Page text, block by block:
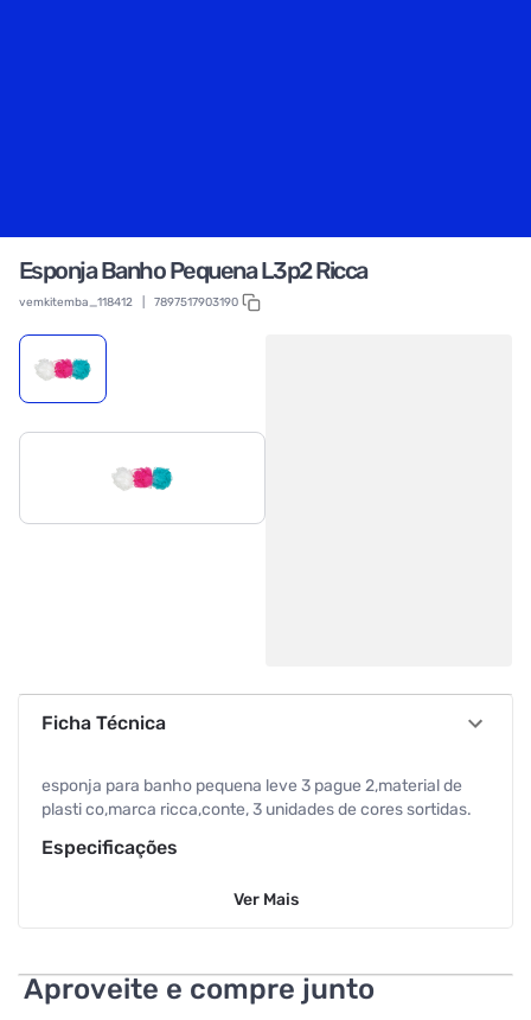
Esponja Banho Pequena L3p2 Ricca
vemkitemba_118412 7897517903190
Ficha Técnica
esponja para banho pequena leve 3 pague 2,material de
plasti co,marca ricca,conte, 3 unidades de cores sortidas.
Especificações
Pequena
Ver Mais
Aproveite e compre junto